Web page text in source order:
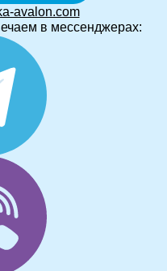
avalon.com
в мессенджерах: